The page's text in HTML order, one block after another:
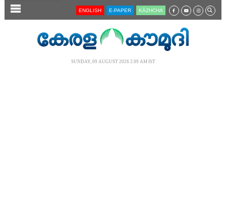
SECTIONS ENGLISH E-PAPER KĀZHCHA
SUNDAY, 09 AUGUST 2026 2.09 AM IST